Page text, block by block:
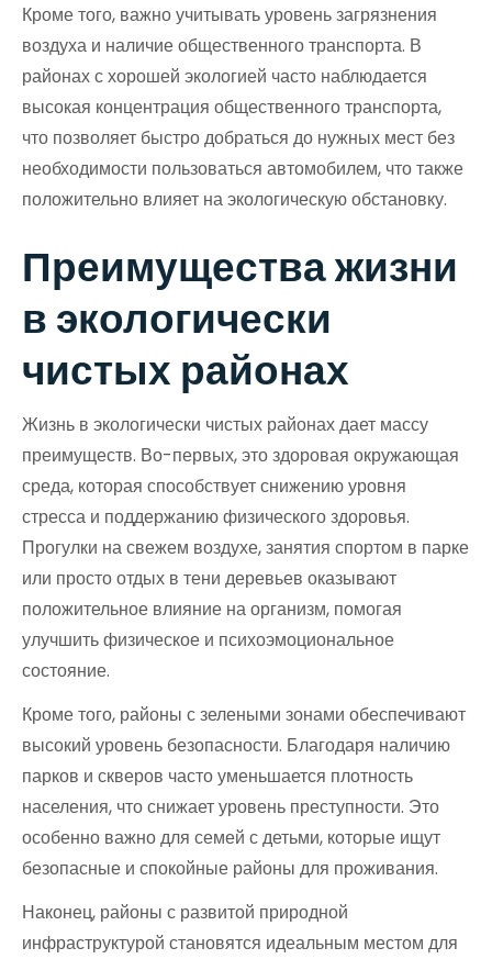
Кроме того, важно учитывать уровень загрязнения
воздуха и наличие общественного транспорта. В
районах с хорошей экологией часто наблюдается
высокая концентрация общественного транспорта,
что позволяет быстро добраться до нужных мест без
необходимости пользоваться автомобилем, что также
положительно влияет на экологическую обстановку.
Преимущества жизни
в экологически
чистых районах
Жизнь в экологически чистых районах дает массу
преимуществ. Во-первых, это здоровая окружающая
среда, которая способствует снижению уровня
стресса и поддержанию физического здоровья.
Прогулки на свежем воздухе, занятия спортом в парке
или просто отдых в тени деревьев оказывают
положительное влияние на организм, помогая
улучшить физическое и психоэмоциональное
состояние.
Кроме того, районы с зелеными зонами обеспечивают
высокий уровень безопасности. Благодаря наличию
парков и скверов часто уменьшается плотность
населения, что снижает уровень преступности. Это
особенно важно для семей с детьми, которые ищут
безопасные и спокойные районы для проживания.
Наконец, районы с развитой природной
инфраструктурой становятся идеальным местом для